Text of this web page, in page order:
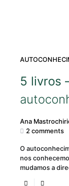
5 livros
Ana
2 comments
O
nos
mudamos a